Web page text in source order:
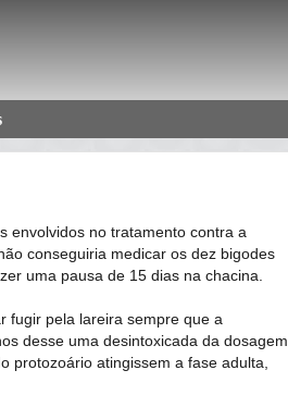
envolvidos no tratamento contra a
conseguiria medicar os dez bigodes
uma pausa de 15 dias na chacina.
fugir pela lareira sempre que a
desse uma desintoxicada da dosagem
protozoário atingissem a fase adulta,